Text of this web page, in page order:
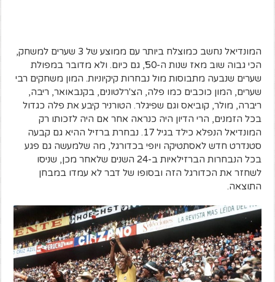
המונדיאל נחשב כמוצלח ביותר עם ממוצע של 3 שערים למשחק,
הכי גבוה שוב מאז שנות ה-50', גם כיום. ולא מדובר במפולת
שערים שנבעה מתבוסות מול נבחרות קיקיוניות. המון משחקים רבי
שערים, המון כוכבים כמו פלה, הצ'רלטונים, בקנבאואר, ריבה,
ריברה, מולר, קוביאס וגם שפיגלר. הטורניר קיבע את פלה כגדול
בכל הזמנים, הרי הדיון היה כנראה אחר אם היה לזכותו רק
המונדיאל הנפלא כילד בגיל 17. נבחרת ברזיל ההיא גם קבעה
סטנדרט חדש לאסתטיקה ויופי בכדורגל, מה שלמעשה גם פגע
בכל הנבחרות הברזילאיות ב-24 השנים שלאחר מכן, שניסו
לשחזר את הכדורגל הזה ובסופו של דבר לא עמדו במבחן
התוצאה.